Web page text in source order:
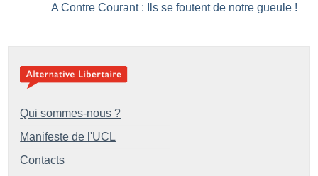
A Contre Courant : Ils se foutent de notre gueule !
Qui sommes-nous ?
Manifeste de l'UCL
Contacts